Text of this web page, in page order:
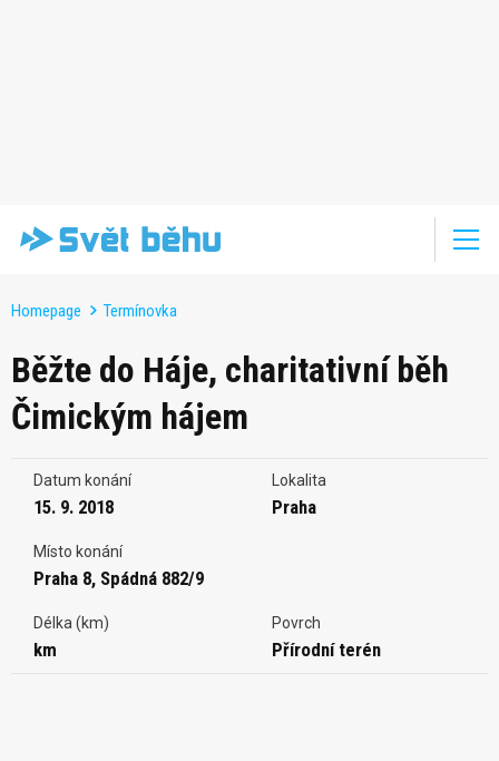
Homepage Termínovka
Běžte do Háje, charitativní běh
Čimickým hájem
Datum konání
15. 9. 2018
Lokalita
Praha
Místo konání
Praha 8, Spádná 882/9
Délka (km)
km
Povrch
Přírodní terén